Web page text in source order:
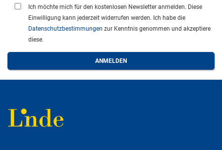
Ich möchte mich für den kostenlosen Newsletter anmelden. Diese
Einwilligung kann jederzeit widerrufen werden. Ich habe die
Datenschutzbestimmungen zur Kenntnis genommen und akzeptiere
diese.